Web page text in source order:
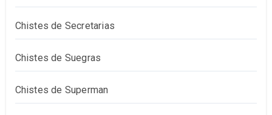
Chistes de Secretarias
Chistes de Suegras
Chistes de Superman